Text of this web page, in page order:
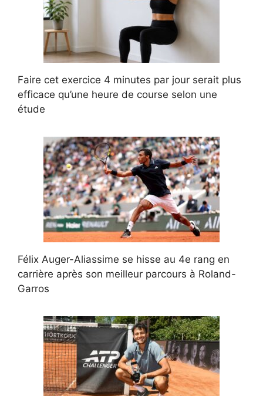
Faire cet exercice 4 minutes par jour serait plus
efficace qu’une heure de course selon une
étude
Félix Auger-Aliassime se hisse au 4e rang en
carrière après son meilleur parcours à Roland-
Garros